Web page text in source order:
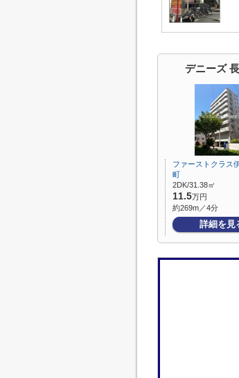
デニーズ
ファーストクラス
町
2DK/31.38㎡
11.5万円
約269m／4分
詳細を見